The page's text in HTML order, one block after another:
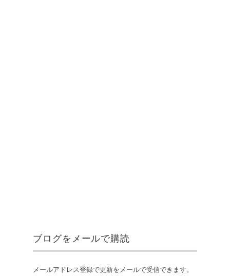
ブログをメールで購読
メールアドレス登録で更新をメールで受信できます。